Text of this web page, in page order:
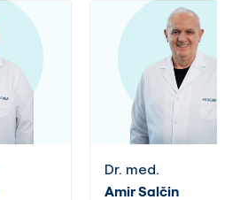
Dr. med.
Amir Salčin